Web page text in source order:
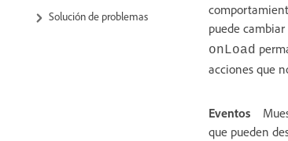
Solución de problemas
puede
onLoad
acciones que
Eventos
que pueden